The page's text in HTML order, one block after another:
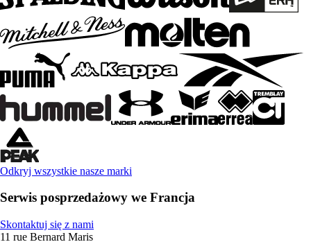
Odkryj wszystkie nasze marki
Serwis posprzedażowy we Francja
Skontaktuj się z nami
11 rue Bernard Maris